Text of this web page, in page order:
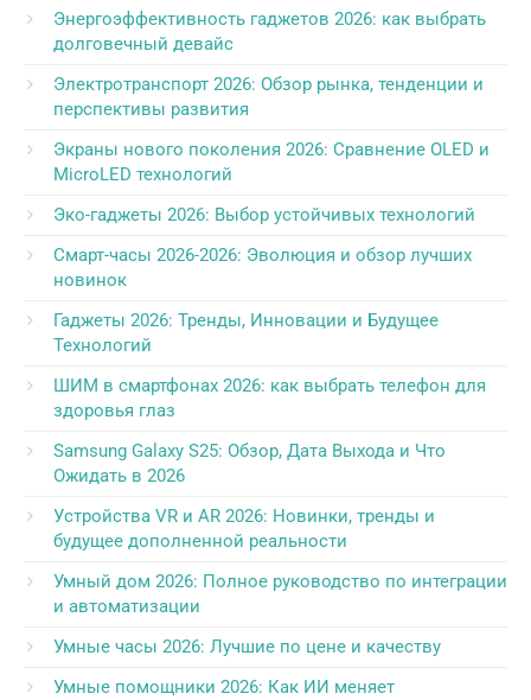
Энергоэффективность гаджетов 2026: как выбрать
долговечный девайс
Электротранспорт 2026: Обзор рынка, тенденции и
перспективы развития
Экраны нового поколения 2026: Сравнение OLED и
MicroLED технологий
Эко-гаджеты 2026: Выбор устойчивых технологий
Смарт-часы 2026-2026: Эволюция и обзор лучших
новинок
Гаджеты 2026: Тренды, Инновации и Будущее
Технологий
ШИМ в смартфонах 2026: как выбрать телефон для
здоровья глаз
Samsung Galaxy S25: Обзор, Дата Выхода и Что
Ожидать в 2026
Устройства VR и AR 2026: Новинки, тренды и
будущее дополненной реальности
Умный дом 2026: Полное руководство по интеграции
и автоматизации
Умные часы 2026: Лучшие по цене и качеству
Умные помощники 2026: Как ИИ меняет